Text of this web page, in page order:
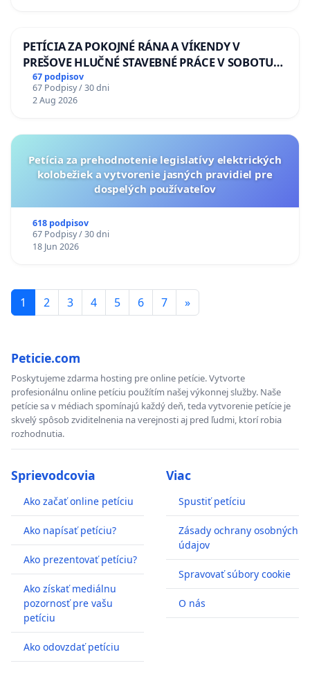
PETÍCIA ZA POKOJNÉ RÁNA A VÍKENDY V
PREŠOVE HLUČNÉ STAVEBNÉ PRÁCE V SOBOTU
LEN OD 9.00 DO 13.00 HOD., CEZ PRACOVNÝ
TÝŽDEŇ CIEĽ 8.00 – 18.00 HOD. A PRAVIDELNÁ
KONTROLA STAVBY C-AREA NA
67 podpisov
67 Podpisy / 30 dni
2 Aug 2026
Petícia za prehodnotenie legislatívy elektrických
kolobežiek a vytvorenie jasných pravidiel pre
dospelých používateľov
618 podpisov
67 Podpisy / 30 dni
18 Jun 2026
1 2 3 4 5 6 7 »
Peticie.com
Poskytujeme zdarma hosting pre online petície. Vytvorte
profesionálnu online petíciu použítím našej výkonnej služby. Naše
petície sa v médiach spomínajú každý deň, teda vytvorenie petície je
skvelý spôsob zviditelnenia na verejnosti aj pred ľudmi, ktorí robia
rozhodnutia.
Sprievodcovia
Ako začať online petíciu
Ako napísať petíciu?
Ako prezentovať petíciu?
Ako získať mediálnu
pozornosť pre vašu
petíciu
Ako odovzdať petíciu
Viac
Spustiť petíciu
Zásady ochrany osobných
údajov
Spravovať súbory cookie
O nás